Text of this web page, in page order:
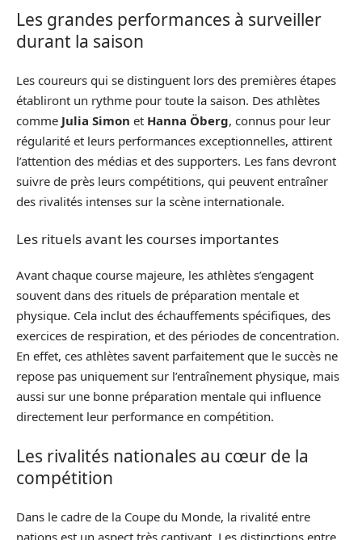
Les grandes performances à surveiller
durant la saison
Les coureurs qui se distinguent lors des premières étapes
établiront un rythme pour toute la saison. Des athlètes
comme Julia Simon et Hanna Öberg, connus pour leur
régularité et leurs performances exceptionnelles, attirent
l’attention des médias et des supporters. Les fans devront
suivre de près leurs compétitions, qui peuvent entraîner
des rivalités intenses sur la scène internationale.
Les rituels avant les courses importantes
Avant chaque course majeure, les athlètes s’engagent
souvent dans des rituels de préparation mentale et
physique. Cela inclut des échauffements spécifiques, des
exercices de respiration, et des périodes de concentration.
En effet, ces athlètes savent parfaitement que le succès ne
repose pas uniquement sur l’entraînement physique, mais
aussi sur une bonne préparation mentale qui influence
directement leur performance en compétition.
Les rivalités nationales au cœur de la
compétition
Dans le cadre de la Coupe du Monde, la rivalité entre
nations est un aspect très captivant. Les distinctions entre